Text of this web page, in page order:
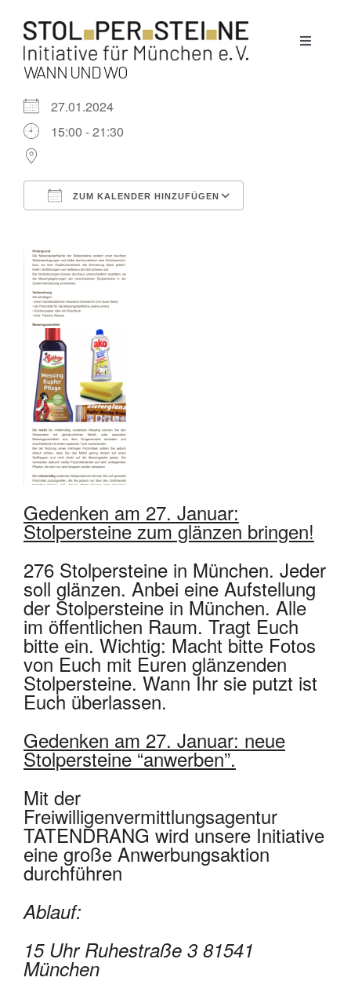
Inhalt
springen
Toggle
Stolpersteine
München
News
Termine
Über uns
Jugendliche
Unterstützen
Kontakt
SUCHE
NACH:
WANN UND WO
27.01.2024
15:00 - 21:30
ZUM KALENDER HINZUFÜGEN
Gedenken am 27. Januar:
Stolpersteine zum glänzen bringen!
276 Stolpersteine in München. Jeder
soll glänzen. Anbei eine Aufstellung
der Stolpersteine in München. Alle
im öffentlichen Raum. Tragt Euch
bitte ein. Wichtig: Macht bitte Fotos
von Euch mit Euren glänzenden
Stolpersteine. Wann Ihr sie putzt ist
Euch überlassen.
Gedenken am 27. Januar: neue
Stolpersteine “anwerben”.
Mit der
Freiwilligenvermittlungsagentur
TATENDRANG wird unsere Initiative
eine große Anwerbungsaktion
durchführen
Ablauf:
15 Uhr Ruhestraße 3 81541
München